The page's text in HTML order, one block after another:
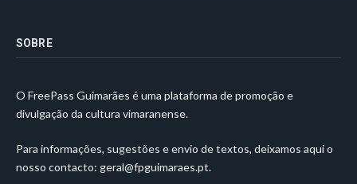
SOBRE
O FreePass Guimarães é uma plataforma de promoção e
divulgação da cultura vimaranense.
Para informações, sugestões e envio de textos, deixamos aqui o
nosso contacto: geral@fpguimaraes.pt.